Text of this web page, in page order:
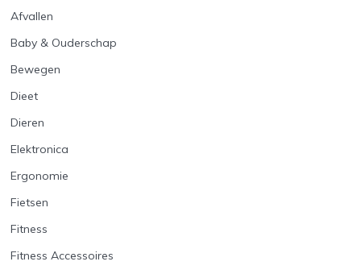
Afvallen
Baby & Ouderschap
Bewegen
Dieet
Dieren
Elektronica
Ergonomie
Fietsen
Fitness
Fitness Accessoires